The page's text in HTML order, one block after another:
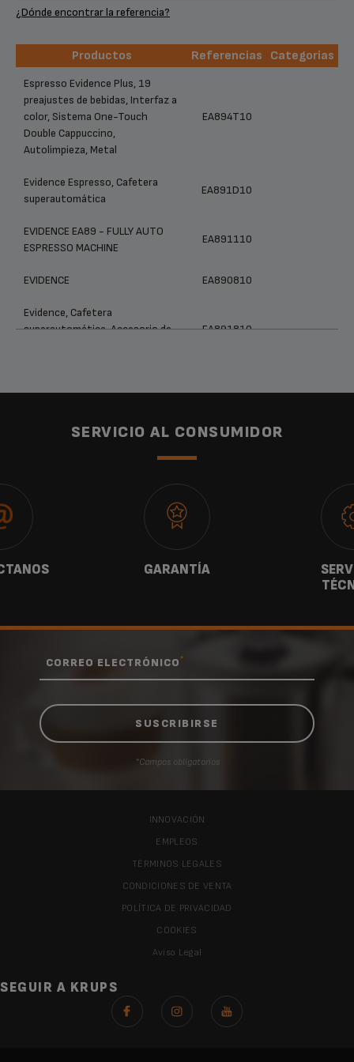
¿Dónde encontrar la referencia?
Productos Referencias
Categorias
Productos
Espresso Evidence Plus, 19
preajustes de bebidas, Interfaz a
color, Sistema One-Touch
Double Cappuccino,
Autolimpieza, Metal
EA894T10
Evidence Espresso, Cafetera
superautomática
EA891D10
EVIDENCE EA89 - FULLY AUTO
ESPRESSO MACHINE
EA891110
EVIDENCE EA890810
Evidence, Cafetera
superautomática, Accesorio de
EA891810
SERVICIO AL CONSUMIDOR
GARANTÍA
CORREO ELECTRÓNICO*
*Campos obligatorios
INNOVACIÓN
EMPLEOS
TÉRMINOS LEGALES
CONDICIONES DE VENTA
POLÍTICA DE PRIVACIDAD
COOKIES
Aviso Legal
SEGUIR A KRUPS